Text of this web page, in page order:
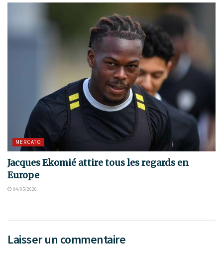
MERCATO
Jacques Ekomié attire tous les regards en
Europe
04/05/2026
Laisser un commentaire